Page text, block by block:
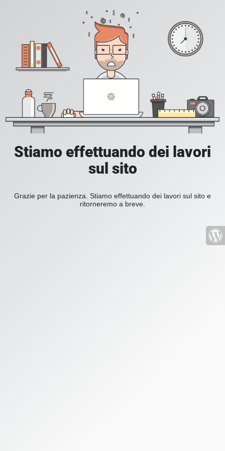
Stiamo effettuando dei lavori
sul sito
Grazie per la pazienza. Stiamo effettuando dei lavori sul sito e
ritorneremo a breve.